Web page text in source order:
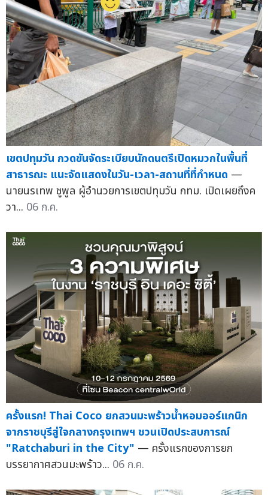
เขตปทุมวัน กวดขันจัดระเบียบนักดนตรีเปิดหมวกในพื้นที่
สาธารณะ แนะจัดแสดงในวัน-เวลา-สถานที่ที่กำหนด —
นายนรเทพ ชูพูล ผู้อำนวยการเขตปทุมวัน กทม. เปิดเผยถึงค
วา... 06 ก.ค.
ครั้งแรก! Thai Coco ยกสวนมะพร้าวน้ำหอมออร์แกนิก
จากราชบุรีสู่ใจกลางกรุงเทพฯ ชวนเปิดประสบการณ์
"Ratchaburi in the City" — ครั้งแรกของการยก
บรรยากาศสวนมะพร้าว... 06 ก.ค.